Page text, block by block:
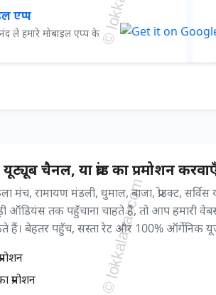
एप्प
ले हमारे मोबाइल एप्प के
चैनल, या ब्रांड का प्रमोशन
रामायण मंडली, धुमाल, बाजा, प्रोडक्ट, सर्विस
ऑडियंस तक पहुँचाना चाहते हैं, तो आप हमारी
हैं। बेहतर पहुँच, सस्ता रेट और 100% ऑर्गेनिक
प्रमोशन